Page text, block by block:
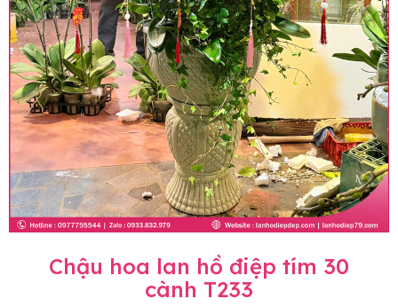
Chậu hoa lan hồ điệp tím 30
cành T233